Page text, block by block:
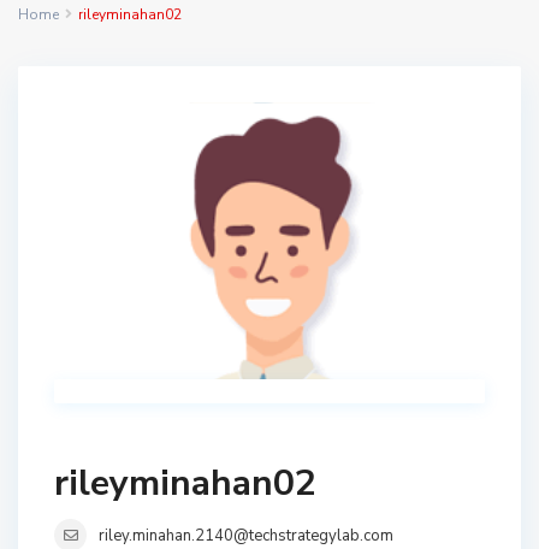
Home rileyminahan02
rileyminahan02
riley.minahan.2140@techstrategylab.com